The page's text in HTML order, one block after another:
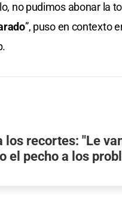
no pudimos abonar la
”, puso en contexto
los recortes: "Le
el pecho a los